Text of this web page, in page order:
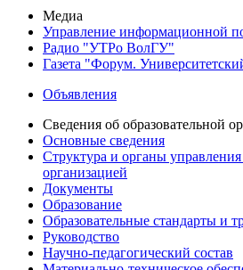
Медиа
Управление информационной
Радио "УТРо ВолГУ"
Газета "Форум.
Объявления
Сведения об образовательной
Основные сведения
Структура и органы управления
организацией
Документы
Образование
Образовательные стандарты и
Руководство
Научно-педагогический состав